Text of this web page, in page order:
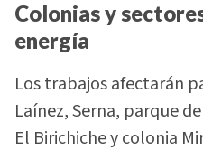
Colonias y
energía
Los trabajos afectarán
Laínez, Serna, parque
El Birichiche y colonia